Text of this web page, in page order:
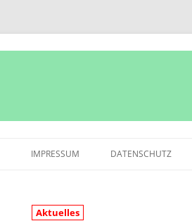
IMPRESSUM DATENSCHUTZ
Aktuelles